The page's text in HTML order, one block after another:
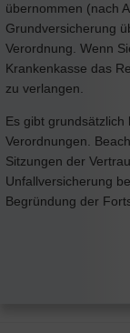
übernommen (nach
Grundversicherung
Verordnung. Wenn
Krankenkasse das
zu verlangen.
Es gibt grundsätzlich
Verordnungen.
Sitzungen der
Unfallversicherung
Begründung der